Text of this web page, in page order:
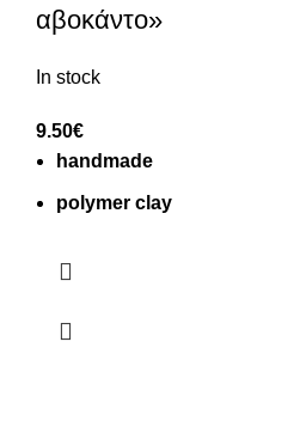
αβοκάντο»
In stock
9.50€
handmade
polymer clay